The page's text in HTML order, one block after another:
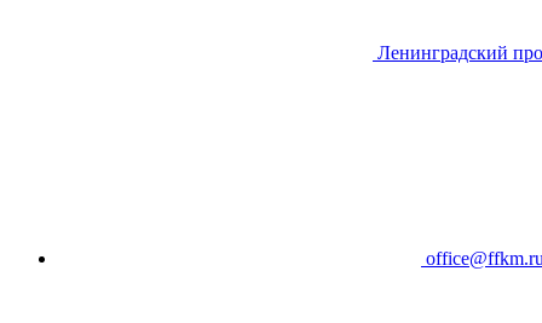
Ленинградский
office@ffkm.ru